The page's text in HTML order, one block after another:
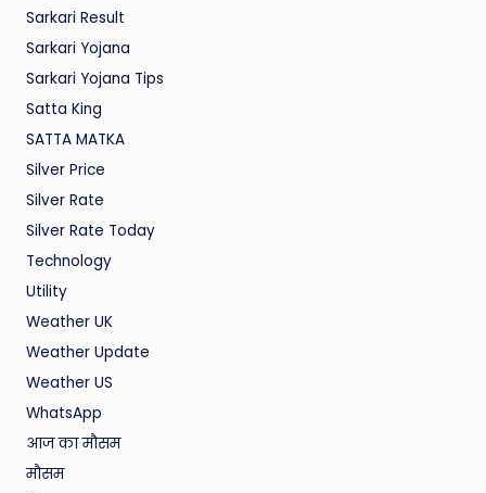
Sarkari Result
Sarkari Yojana
Sarkari Yojana Tips
Satta King
SATTA MATKA
Silver Price
Silver Rate
Silver Rate Today
Technology
Utility
Weather UK
Weather Update
Weather US
WhatsApp
आज का मौसम
मौसम